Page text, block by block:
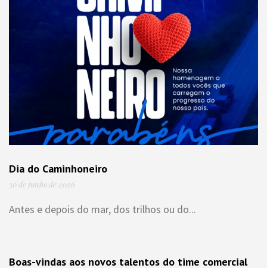
Dia do Caminhoneiro
30 de junho de 2026
Antes e depois do mar, dos trilhos ou do...
Boas-vindas aos novos talentos do time comercial